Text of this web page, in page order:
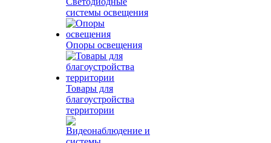
системы освещения
Опоры освещения
Товары для
благоустройства
территории